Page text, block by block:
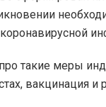
такие меры
вакцинация и